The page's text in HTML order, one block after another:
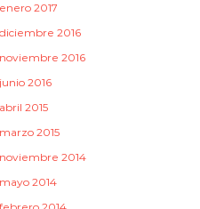
2017
2016
2016
2016
2015
2015
2014
2014